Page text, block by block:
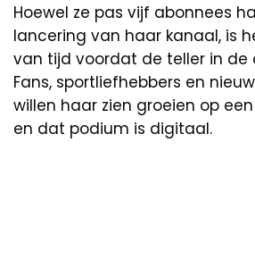
Hoewel ze pas vijf abonnees
lancering van haar kanaal, is
van tijd voordat de teller in de
Fans, sportliefhebbers en
willen haar zien groeien op
en dat podium is digitaal.